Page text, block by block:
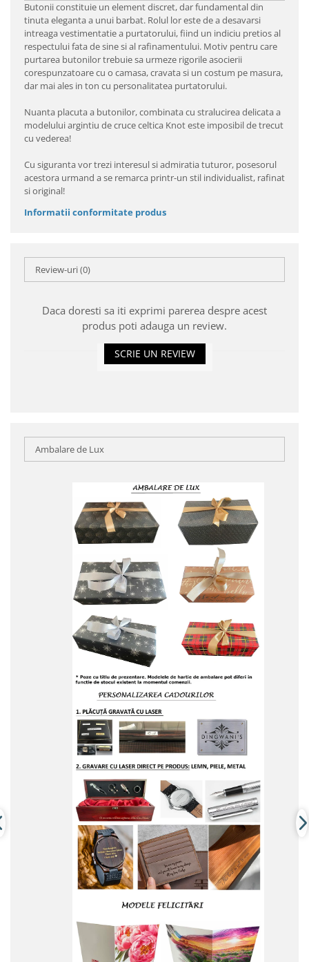
Butonii constituie un element discret, dar fundamental din
tinuta eleganta a unui barbat. Rolul lor este de a desavarsi
intreaga vestimentatie a purtatorului, fiind un indiciu pretios al
respectului fata de sine si al rafinamentului. Motiv pentru care
purtarea butonilor trebuie sa urmeze rigorile asocierii
corespunzatoare cu o camasa, cravata si un costum pe masura,
dar mai ales in ton cu personalitatea purtatorului.
Nuanta placuta a butonilor, combinata cu stralucirea delicata a
modelului argintiu de cruce celtica Knot este imposibil de trecut
cu vederea!
Cu siguranta vor trezi interesul si admiratia tuturor, posesorul
acestora urmand a se remarca printr-un stil individualist, rafinat
si original!
Informatii conformitate produs
Review-uri(0)
Daca doresti sa iti exprimi parerea despre acest
produs poti adauga un review.
SCRIE UN REVIEW
Ambalare de Lux